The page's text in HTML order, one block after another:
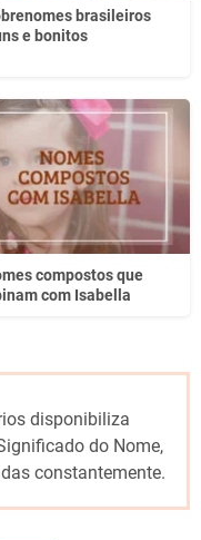
brasileiros
e bonitos
compostos que
com Isabella
disponibiliza
do Nome,
constantemente.